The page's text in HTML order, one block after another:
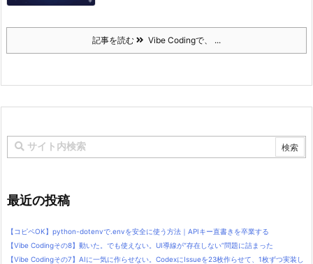
記事を読む Vibe Codingで、 ...
最近の投稿
【コピペOK】python-dotenvで.envを安全に使う方法｜APIキー直書きを卒業する
【Vibe Codingその8】動いた。でも使えない。UI導線が“存在しない”問題に詰まった
【Vibe Codingその7】AIに一気に作らせない。CodexにIssueを23枚作らせて、1枚ずつ実装し